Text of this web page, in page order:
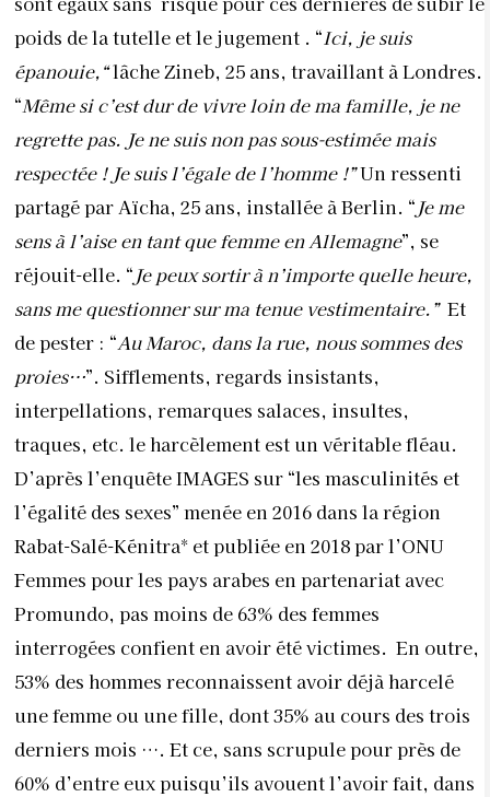
poids de la tutelle et le jugement . “Ici, je suis
épanouie,“lâche Zineb, 25 ans, travaillant à Londres.
“Même si c’est dur de vivre loin de ma famille, je ne
regrette pas. Je ne suis non pas sous-estimée mais
respectée ! Je suis l’égale de l’homme !”Un ressenti
partagé par Aïcha, 25 ans, installée à Berlin. “Je me
sens à l’aise en tant que femme en Allemagne”, se
réjouit-elle. “Je peux sortir à n’importe quelle heure,
sans me questionner sur ma tenue vestimentaire.” Et
de pester : “Au Maroc, dans la rue, nous sommes des
proies…”. Sifflements, regards insistants,
interpellations, remarques salaces, insultes,
traques, etc. le harcèlement est un véritable fléau.
D’après l’enquête IMAGES sur “les masculinités et
l’égalité des sexes” menée en 2016 dans la région
Rabat-Salé-Kénitra* et publiée en 2018 par l’ONU
Femmes pour les pays arabes en partenariat avec
Promundo, pas moins de 63% des femmes
interrogées confient en avoir été victimes. En outre,
53% des hommes reconnaissent avoir déjà harcelé
une femme ou une fille, dont 35% au cours des trois
derniers mois …. Et ce, sans scrupule pour près de
60% d’entre eux puisqu’ils avouent l’avoir fait, dans